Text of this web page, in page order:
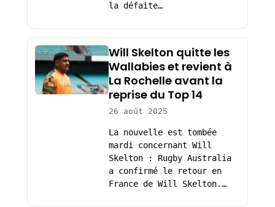
la défaite…
Will Skelton quitte les
Wallabies et revient à
La Rochelle avant la
reprise du Top 14
26 août 2025
La nouvelle est tombée
mardi concernant Will
Skelton : Rugby Australia
a confirmé le retour en
France de Will Skelton.…